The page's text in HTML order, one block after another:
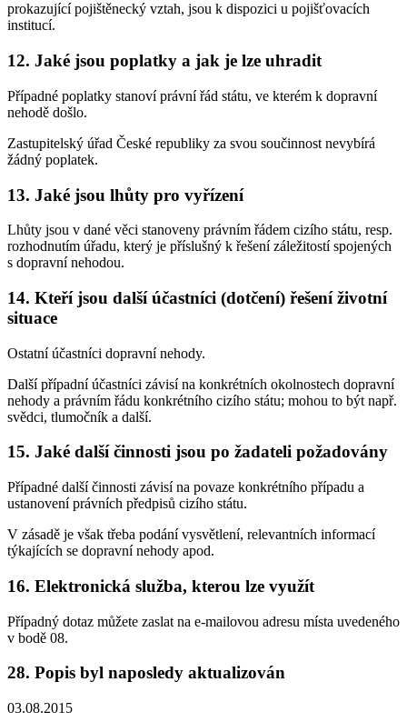
prokazující pojištěnecký vztah, jsou k dispozici u pojišťovacích
institucí.
12. Jaké jsou poplatky a jak je lze uhradit
Případné poplatky stanoví právní řád státu, ve kterém k dopravní
nehodě došlo.
Zastupitelský úřad České republiky za svou součinnost nevybírá
žádný poplatek.
13. Jaké jsou lhůty pro vyřízení
Lhůty jsou v dané věci stanoveny právním řádem cizího státu, resp.
rozhodnutím úřadu, který je příslušný k řešení záležitostí spojených
s dopravní nehodou.
14. Kteří jsou další účastníci (dotčení) řešení životní
situace
Ostatní účastníci dopravní nehody.
Další případní účastníci závisí na konkrétních okolnostech dopravní
nehody a právním řádu konkrétního cizího státu; mohou to být např.
svědci, tlumočník a další.
15. Jaké další činnosti jsou po žadateli požadovány
Případné další činnosti závisí na povaze konkrétního případu a
ustanovení právních předpisů cizího státu.
V zásadě je však třeba podání vysvětlení, relevantních informací
týkajících se dopravní nehody apod.
16. Elektronická služba, kterou lze využít
Případný dotaz můžete zaslat na e-mailovou adresu místa uvedeného
v bodě 08.
28. Popis byl naposledy aktualizován
03.08.2015